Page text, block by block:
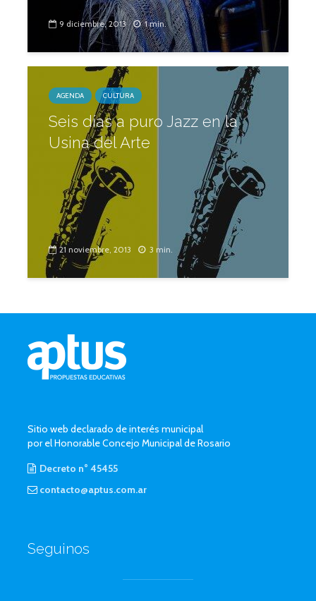
9 diciembre, 2013 1 min.
AGENDA CULTURA
Seis días a puro Jazz en la
Usina del Arte
21 noviembre, 2013 3 min.
Sitio web declarado de interés municipal
por el Honorable Concejo Municipal de Rosario
Decreto n° 45455
contacto@aptus.com.ar
Seguinos